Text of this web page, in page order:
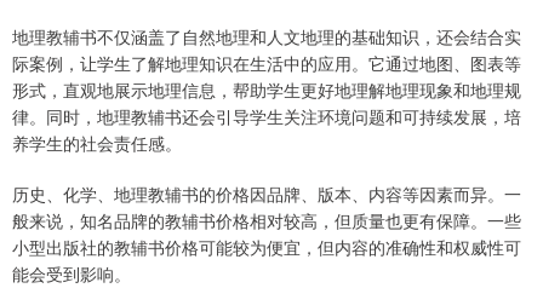
地理教辅书不仅涵盖了自然地理和人文地理的基础知识，还会结合实
际案例，让学生了解地理知识在生活中的应用。它通过地图、图表等
形式，直观地展示地理信息，帮助学生更好地理解地理现象和地理规
律。同时，地理教辅书还会引导学生关注环境问题和可持续发展，培
养学生的社会责任感。
历史、化学、地理教辅书的价格因品牌、版本、内容等因素而异。一
般来说，知名品牌的教辅书价格相对较高，但质量也更有保障。一些
小型出版社的教辅书价格可能较为便宜，但内容的准确性和权威性可
能会受到影响。